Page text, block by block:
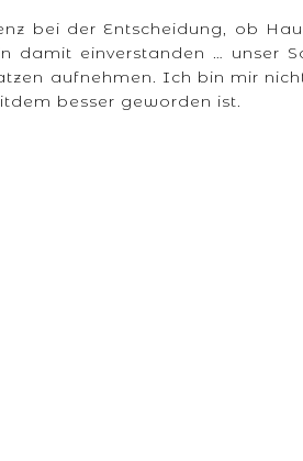
bei der Entscheidung, ob
damit einverstanden … unser
aufnehmen. Ich bin mir
besser geworden ist.